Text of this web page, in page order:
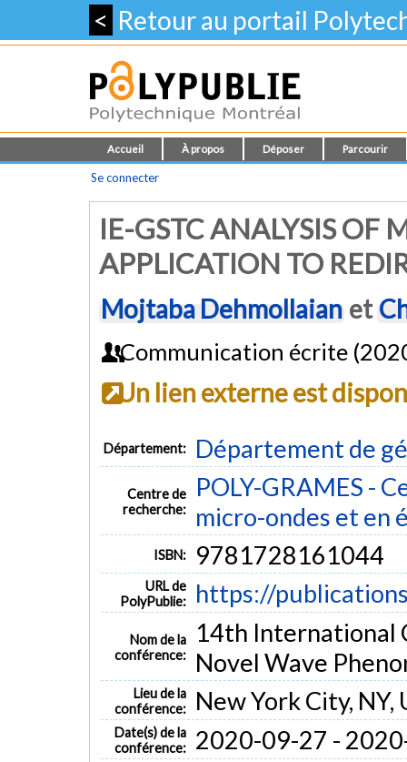
< Retour au portail
Accueil À propos Déposer Parcourir
Se connecter
IE-GSTC ANALYSIS OF
APPLICATION TO
Mojtaba Dehmollaian et
Communication écrite
Un lien externe est
Département: Département de
Centre de
recherche:
POLY-GRAMES -
micro-ondes et en
ISBN: 9781728161044
URL de
PolyPublie:
https://
Nom de la
conférence:
14th International
Novel Wave
Lieu de la
conférence:
New York City, NY,
Date(s) de la
conférence:
2020-09-27 -